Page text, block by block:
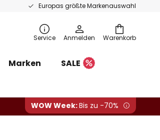
Europas größte Markenauswahl
Warenkorb
Service Anmelden
Marken
SALE
WOW Week:Bis zu -70%